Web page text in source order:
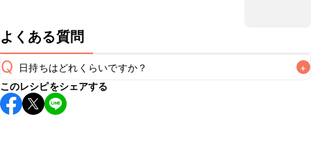
よくある質問
Q 日持ちはどれくらいですか？ +
保存期間は冷蔵で翌日中が目安です。なるべくお早めにお召
し上がりください。
このレシピをシェアする